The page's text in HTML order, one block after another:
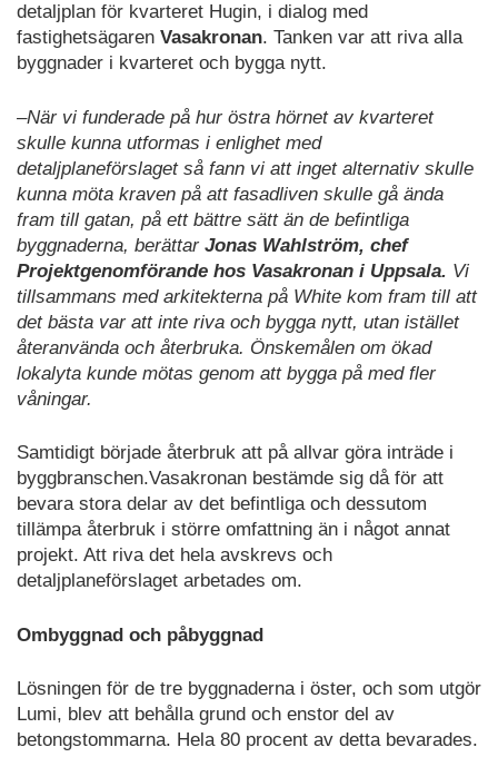
detaljplan för kvarteret Hugin, i dialog med
fastighetsägaren Vasakronan. Tanken var att riva alla
byggnader i kvarteret och bygga nytt.
–När vi funderade på hur östra hörnet av kvarteret
skulle kunna utformas i enlighet med
detaljplaneförslaget så fann vi att inget alternativ skulle
kunna möta kraven på att fasadliven skulle gå ända
fram till gatan, på ett bättre sätt än de befintliga
byggnaderna, berättar Jonas Wahlström, chef
Projektgenomförande hos Vasakronan i Uppsala. Vi
tillsammans med arkitekterna på White kom fram till att
det bästa var att inte riva och bygga nytt, utan istället
återanvända och återbruka. Önskemålen om ökad
lokalyta kunde mötas genom att bygga på med fler
våningar.
Samtidigt började återbruk att på allvar göra inträde i
byggbranschen.Vasakronan bestämde sig då för att
bevara stora delar av det befintliga och dessutom
tillämpa återbruk i större omfattning än i något annat
projekt. Att riva det hela avskrevs och
detaljplaneförslaget arbetades om.
Ombyggnad och påbyggnad
Lösningen för de tre byggnaderna i öster, och som utgör
Lumi, blev att behålla grund och enstor del av
betongstommarna. Hela 80 procent av detta bevarades.